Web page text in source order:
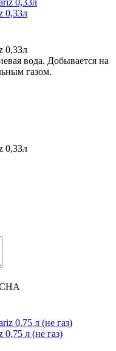
0,33л
0,33л
вода. Добывается на
газом.
0,33л
л (не газ)